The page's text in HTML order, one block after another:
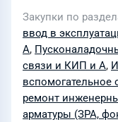
ПГУ "Север"
Закупки по
ввод в
А,
связи и КИП и А,
вспомогательное
ремонт
арматуры (ЗРА,